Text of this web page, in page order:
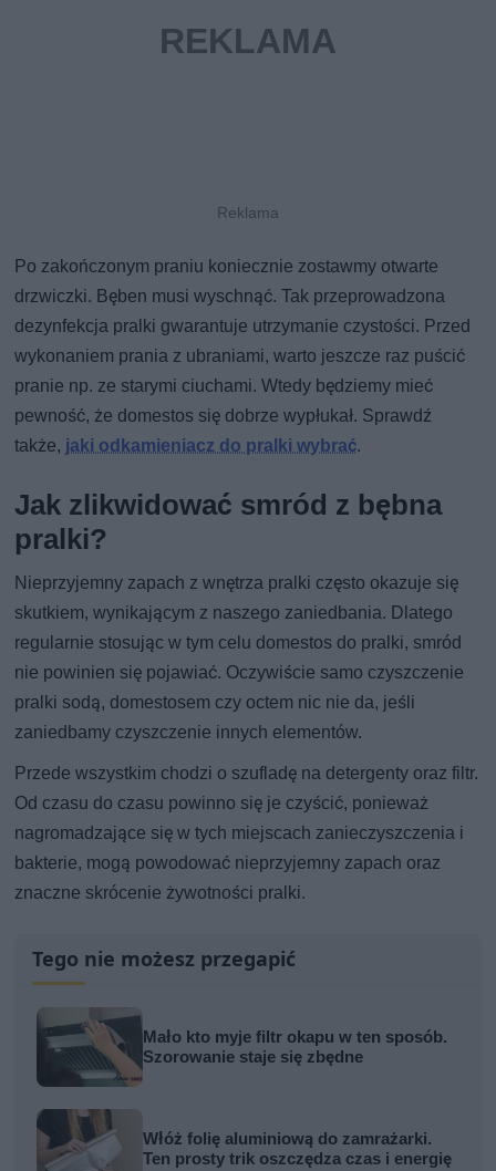
Po zakończonym praniu koniecznie zostawmy otwarte
drzwiczki. Bęben musi wyschnąć. Tak przeprowadzona
dezynfekcja pralki gwarantuje utrzymanie czystości. Przed
wykonaniem prania z ubraniami, warto jeszcze raz puścić
pranie np. ze starymi ciuchami. Wtedy będziemy mieć
pewność, że domestos się dobrze wypłukał. Sprawdź
także, jaki odkamieniacz do pralki wybrać.
Jak zlikwidować smród z bębna
pralki?
Nieprzyjemny zapach z wnętrza pralki często okazuje się
skutkiem, wynikającym z naszego zaniedbania. Dlatego
regularnie stosując w tym celu domestos do pralki, smród
nie powinien się pojawiać. Oczywiście samo czyszczenie
pralki sodą, domestosem czy octem nic nie da, jeśli
zaniedbamy czyszczenie innych elementów.
Przede wszystkim chodzi o szufladę na detergenty oraz filtr.
Od czasu do czasu powinno się je czyścić, ponieważ
nagromadzające się w tych miejscach zanieczyszczenia i
bakterie, mogą powodować nieprzyjemny zapach oraz
znaczne skrócenie żywotności pralki.
Tego nie możesz przegapić
Mało kto myje filtr okapu w ten sposób.
Szorowanie staje się zbędne
Włóż folię aluminiową do zamrażarki.
Ten prosty trik oszczędza czas i energię